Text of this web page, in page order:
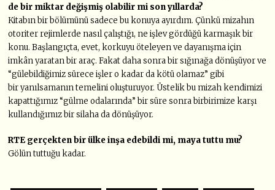
de bir miktar değişmiş olabilir mi son yıllarda?
Kitabın bir bölümünü sadece bu konuya ayırdım. Çünkü mizahın
otoriter rejimlerde nasıl çalıştığı, ne işlev gördüğü karmaşık bir
konu. Başlangıçta, evet, korkuyu öteleyen ve dayanışma için
imkân yaratan bir araç. Fakat daha sonra bir sığınağa dönüşüyor ve
“gülebildiğimiz sürece işler o kadar da kötü olamaz” gibi
bir yanılsamanın temelini oluşturuyor. Üstelik bu mizah kendimizi
kapattığımız “gülme odalarında” bir süre sonra birbirimize karşı
kullandığımız bir silaha da dönüşüyor.
RTE gerçekten bir ülke inşa edebildi mi, maya tuttu mu?
Gölün tuttuğu kadar.